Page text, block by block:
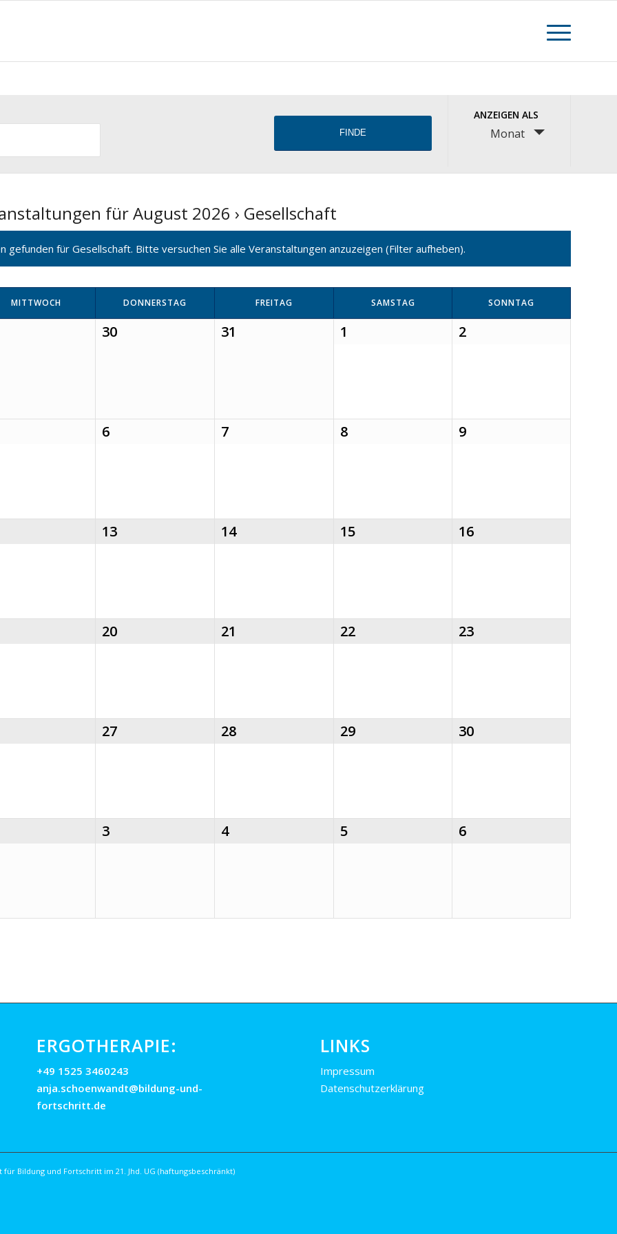
Veranstaltung
Views
ANZEIGEN ALS
Monat
für August 2026 › Gesellschaft
gefunden für Gesellschaft. Bitte versuchen Sie alle Veranstaltungen anzuzeigen (Filter aufheben).
MITTWOCH DONNERSTAG FREITAG SAMSTAG SONNTAG
30 31 1 2
6 7 8 9
13 14 15 16
20 21 22 23
27 28 29 30
3 4 5 6
ERGOTHERAPIE:
+49 1525 3460243
anja.schoenwandt@bildung-und-
fortschritt.de
LINKS
Impressum
Datenschutzerklärung
Bildung und Fortschritt im 21. Jhd. UG (haftungsbeschränkt)